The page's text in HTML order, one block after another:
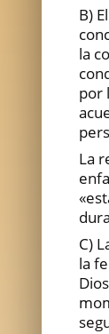
B)
la
por
La
C)
la